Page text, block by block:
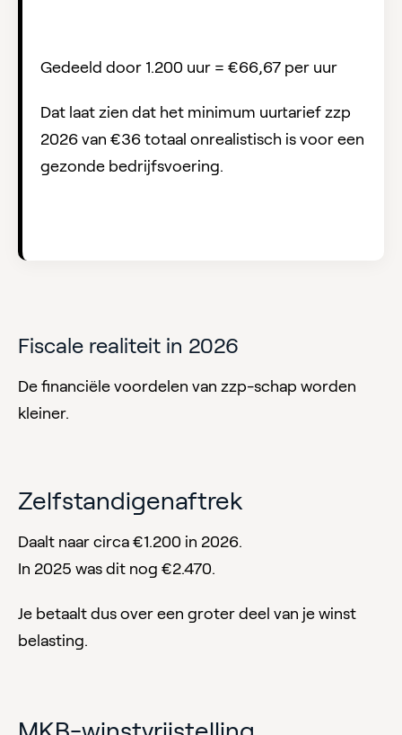
Gedeeld door 1.200 uur = €66,67 per uur
Dat laat zien dat het minimum uurtarief zzp
2026 van €36 totaal onrealistisch is voor een
gezonde bedrijfsvoering.
Fiscale realiteit in 2026
De financiële voordelen van zzp-schap worden
kleiner.
Zelfstandigenaftrek
Daalt naar circa €1.200 in 2026.
In 2025 was dit nog €2.470.
Je betaalt dus over een groter deel van je winst
belasting.